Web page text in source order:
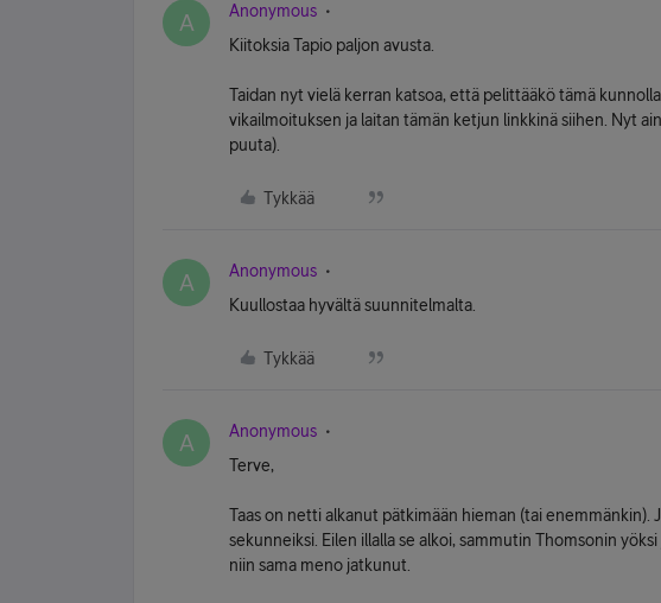
A Anonymous
Kiitoksia Tapio paljon avusta.
Taidan nyt vielä kerran katsoa, että pelittääkö tämä
vikailmoituksen ja laitan tämän ketjun linkkinä siihen. Nyt
puuta).
Tykkää
A Anonymous
Kuullostaa hyvältä suunnitelmalta.
Tykkää
A Anonymous
Terve,
Taas on netti alkanut pätkimään hieman (tai enemmänkin).
sekunneiksi. Eilen illalla se alkoi, sammutin Thomsonin
niin sama meno jatkunut.